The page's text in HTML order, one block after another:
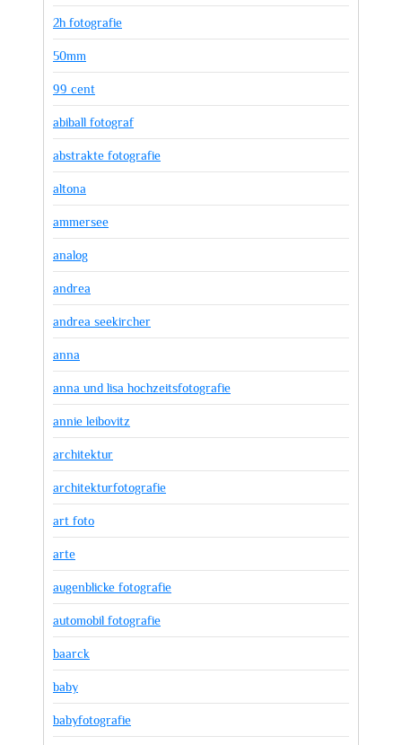
2h fotografie
50mm
99 cent
abiball fotograf
abstrakte fotografie
altona
ammersee
analog
andrea
andrea seekircher
anna
anna und lisa hochzeitsfotografie
annie leibovitz
architektur
architekturfotografie
art foto
arte
augenblicke fotografie
automobil fotografie
baarck
baby
babyfotografie